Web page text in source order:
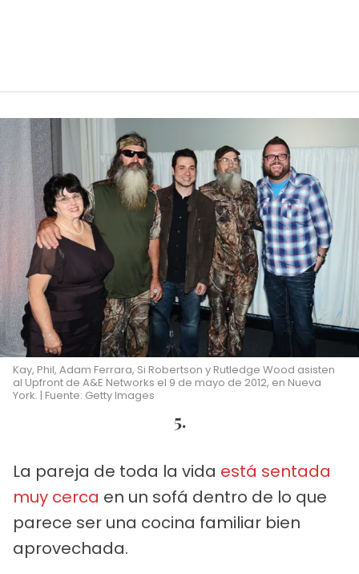
Kay, Phil, Adam Ferrara, Si Robertson y Rutledge Wood asisten
al Upfront de A&E Networks el 9 de mayo de 2012, en Nueva
York. | Fuente: Getty Images
5.
La pareja de toda la vida está sentada
muy cerca en un sofá dentro de lo que
parece ser una cocina familiar bien
aprovechada.